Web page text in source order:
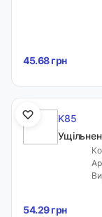
45.68 грн
K85
54.29 грн